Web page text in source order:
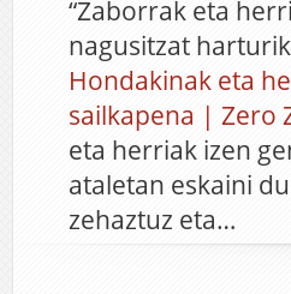
“Zaborrak eta
nagusitzat
Hondakinak eta
sailkapena | Zero
eta herriak izen
ataletan eskaini
zehaztuz eta…